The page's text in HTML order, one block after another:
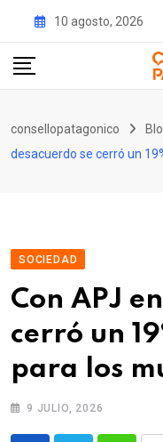
content
10 agosto, 2026
consellopatagonico
desacuerdo se cerró un
SOCIEDAD
Con APJ
cerró un
para los
9 JULIO, 2026